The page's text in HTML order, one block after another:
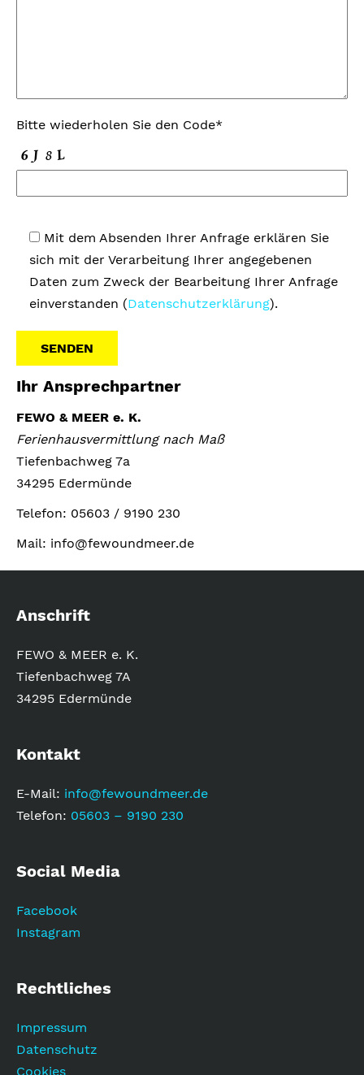
Bitte wiederholen Sie den Code*
Mit dem Absenden Ihrer Anfrage erklären Sie
sich mit der Verarbeitung Ihrer angegebenen
Daten zum Zweck der Bearbeitung Ihrer Anfrage
einverstanden (Datenschutzerklärung).
A
a
t
:
Ihr Ansprechpartner
FEWO & MEER e. K.
Ferienhausvermittlung nach Maß
Tiefenbachweg 7a
34295 Edermünde
Telefon: 05603 / 9190 230
Mail: info@fewoundmeer.de
Anschrift
FEWO & MEER e. K.
Tiefenbachweg 7A
34295 Edermünde
Kontakt
E-Mail: info@fewoundmeer.de
Telefon: 05603 – 9190 230
Social Media
Facebook
Instagram
Rechtliches
Impressum
Datenschutz
Cookies